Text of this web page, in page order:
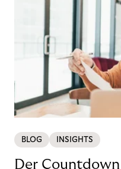
BLOG INSIGHTS
Der